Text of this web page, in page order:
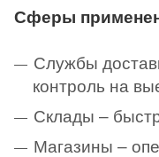
Сферы
Службы
контроль на
Склады –
Магазины –